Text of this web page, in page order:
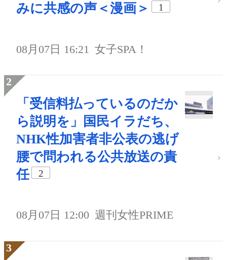
みに共感の声＜漫画＞
1
08月07日 16:21 女子SPA！
「受信料払っているのだか
ら説明を」国民イラだち、
NHK性加害者非公表の逃げ
腰で問われる公共放送の責
任
2
08月07日 12:00 週刊女性PRIME